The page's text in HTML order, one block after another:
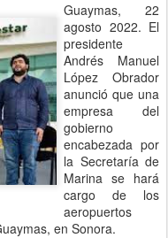
Guaymas, 22
agosto 2022. El
presidente
Andrés Manuel
López Obrador
anunció que una
empresa del
gobierno
encabezada por
la Secretaría de
Marina se hará
cargo de los
aeropuertos
en Sonora.